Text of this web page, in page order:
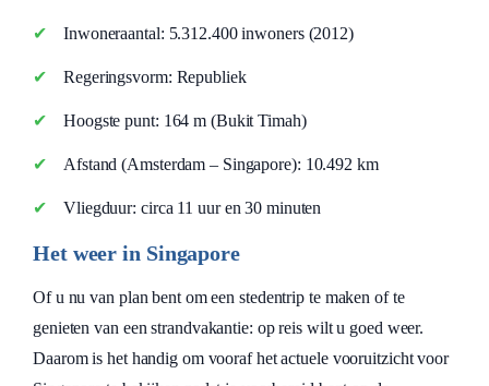
Inwoneraantal: 5.312.400 inwoners (2012)
Regeringsvorm: Republiek
Hoogste punt: 164 m (Bukit Timah)
Afstand (Amsterdam – Singapore): 10.492 km
Vliegduur: circa 11 uur en 30 minuten
Het weer in Singapore
Of u nu van plan bent om een stedentrip te maken of te
genieten van een strandvakantie: op reis wilt u goed weer.
Daarom is het handig om vooraf het actuele vooruitzicht voor